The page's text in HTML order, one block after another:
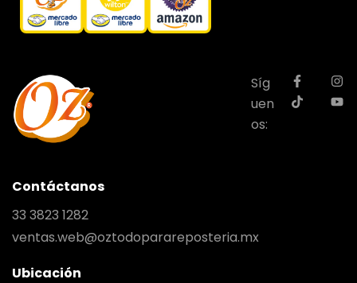
Síg
uen
os:
Contáctanos
33 3823 1282
ventas.web@oztodoparareposteria.mx
Ubicación